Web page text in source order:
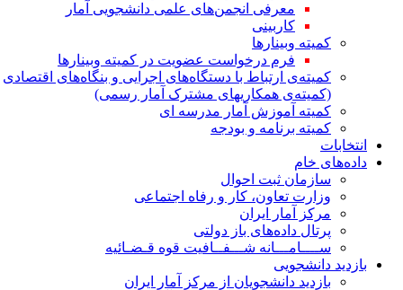
معرفی انجمن‌های علمی دانشجویی آمار
کاربینی
کمیته وبینارها
فرم درخواست عضویت در کمیته وبینارها
کمیته‌ی ارتباط با دستگاه‌های اجرایی و بنگاه‌های اقتصادی
(کمیته‌ی همکاریهای مشترک آمار رسمی)
کمیته آموزش آمار مدرسه ای
کمیته برنامه و بودجه
انتخابات
داده‌های خام
سازمان ثبت احوال
وزارت تعاون، کار و رفاه اجتماعی
مرکز آمار ایران
پرتال داده‌های باز دولتی
ســــامـــانه شـــفــافیت قوه قـضـائیه
بازدید دانشجویی
بازدید دانشجویان از مرکز آمار ایران